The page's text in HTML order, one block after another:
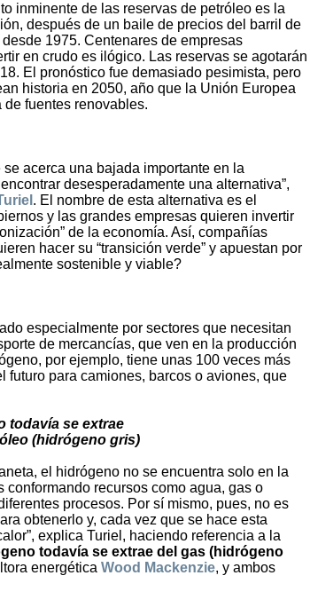
inminente de las reservas de petróleo es la
después de un baile de precios del barril de
1975. Centenares de empresas
en crudo es ilógico. Las reservas se agotarán
El pronóstico fue demasiado pesimista, pero
historia en 2050, año que la Unión Europea
fuentes renovables.
acerca una bajada importante en la
desesperadamente una alternativa”,
. El nombre de esta alternativa es el
y las grandes empresas quieren invertir
de la economía. Así, compañías
hacer su “transición verde” y apuestan por
sostenible y viable?
especialmente por sectores que necesitan
de mercancías, que ven en la producción
por ejemplo, tiene unas 100 veces más
futuro para camiones, barcos o aviones, que
todavía se extrae
(hidrógeno gris)
el hidrógeno no se encuentra solo en la
recursos como agua, gas o
procesos. Por sí mismo, pues, no es
obtenerlo y, cada vez que se hace esta
explica Turiel, haciendo referencia a la
todavía se extrae del gas (hidrógeno
energética Wood Mackenzie, y ambos